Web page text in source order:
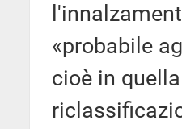
«probabile
cioè in